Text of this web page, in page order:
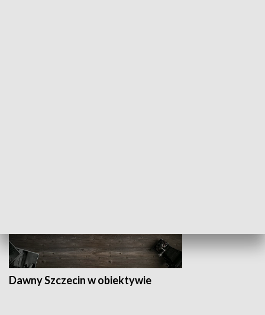
Dawny Szczecin w obiektywie